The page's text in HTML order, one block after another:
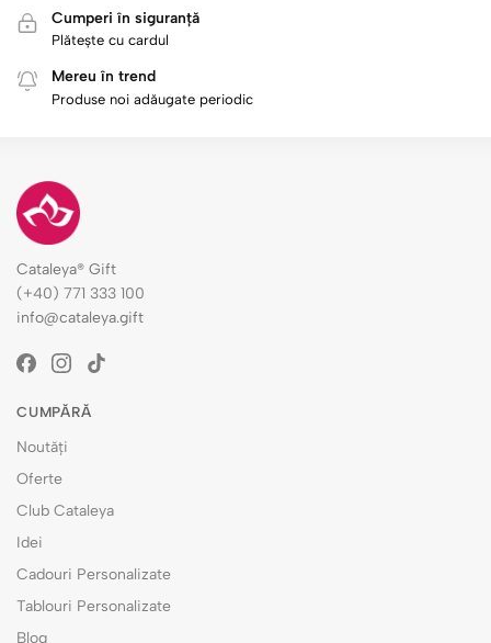
Cumperi în siguranță
Plătește cu cardul
Mereu în trend
Produse noi adăugate periodic
Cataleya® Gift
(+40) 771 333 100
info@cataleya.gift
CUMPĂRĂ
Noutăți
Oferte
Club Cataleya
Idei
Cadouri Personalizate
Tablouri Personalizate
Blog